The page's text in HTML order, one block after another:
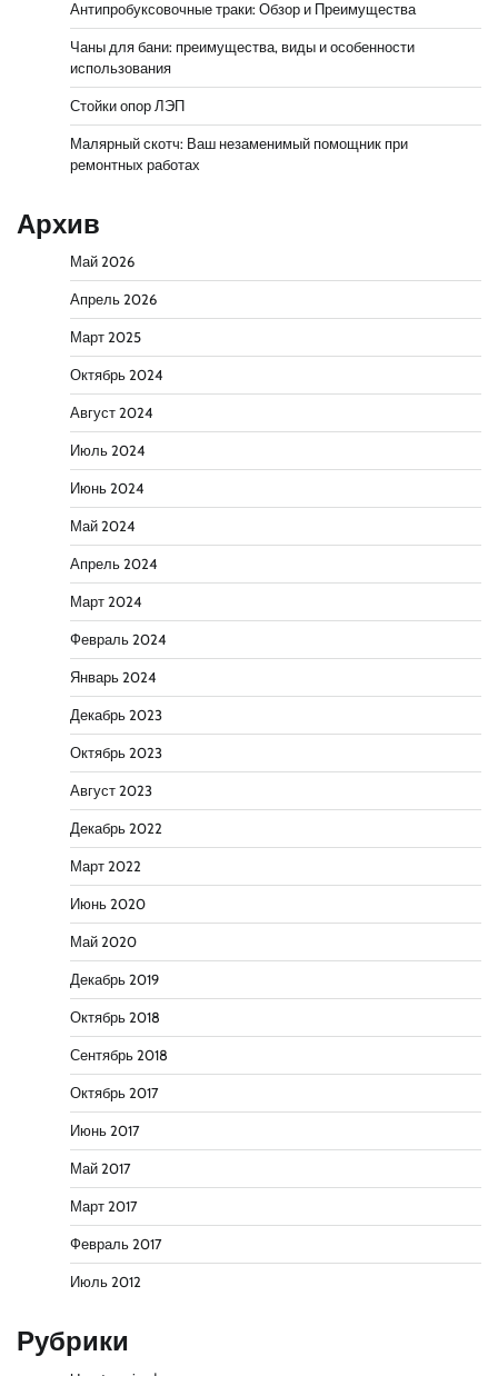
Антипробуксовочные траки: Обзор и Преимущества
Чаны для бани: преимущества, виды и особенности
использования
Стойки опор ЛЭП
Малярный скотч: Ваш незаменимый помощник при
ремонтных работах
Архив
Май 2026
Апрель 2026
Март 2025
Октябрь 2024
Август 2024
Июль 2024
Июнь 2024
Май 2024
Апрель 2024
Март 2024
Февраль 2024
Январь 2024
Декабрь 2023
Октябрь 2023
Август 2023
Декабрь 2022
Март 2022
Июнь 2020
Май 2020
Декабрь 2019
Октябрь 2018
Сентябрь 2018
Октябрь 2017
Июнь 2017
Май 2017
Март 2017
Февраль 2017
Июль 2012
Рубрики